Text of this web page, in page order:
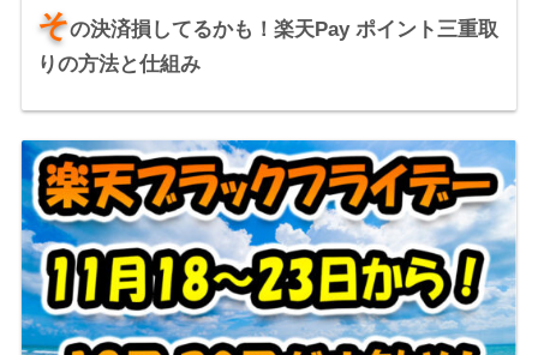
その決済損してるかも！楽天Pay ポイント三重取
りの方法と仕組み